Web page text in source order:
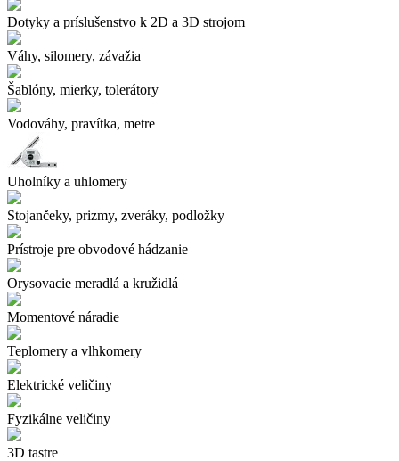
Dotyky a príslušenstvo k 2D a 3D strojom
Váhy, silomery, závažia
Šablóny, mierky, tolerátory
Vodováhy, pravítka, metre
Uholníky a uhlomery
Stojančeky, prizmy, zveráky, podložky
Prístroje pre obvodové hádzanie
Orysovacie meradlá a kružidlá
Momentové náradie
Teplomery a vlhkomery
Elektrické veličiny
Fyzikálne veličiny
3D tastre